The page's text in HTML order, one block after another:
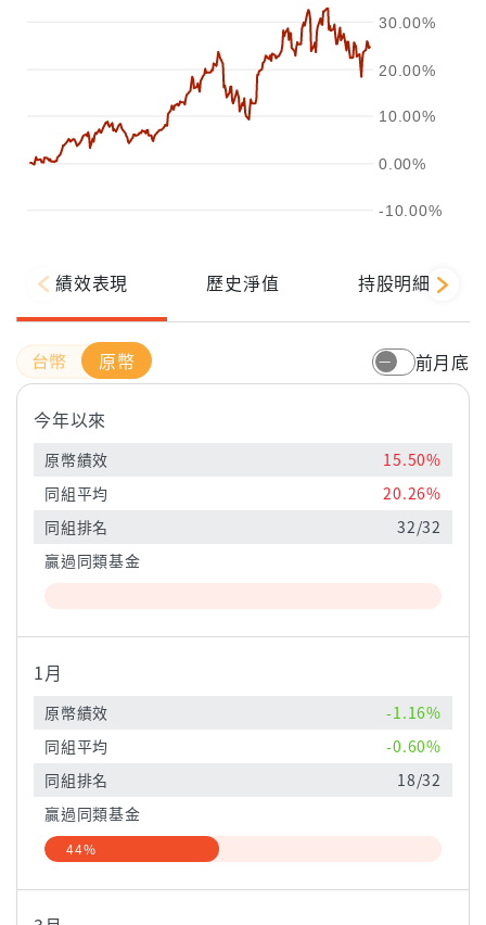
-10.00%
0.00%
10.00%
20.00%
30.00%
3年
試算
績效表現 歷史淨值 持股明細
原幣 前月底
今年以來
原幣績效
15.50%
同組平均
20.26%
同組排名
32/32
贏過同類基金
1月
原幣績效
-1.16%
同組平均
-0.60%
同組排名
18/32
贏過同類基金
44%